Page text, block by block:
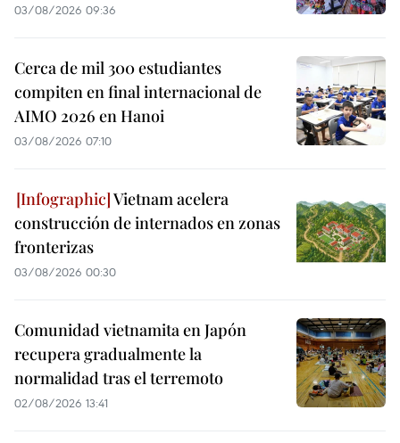
03/08/2026 09:36
Cerca de mil 300 estudiantes
compiten en final internacional de
AIMO 2026 en Hanoi
03/08/2026 07:10
Vietnam acelera
construcción de internados en zonas
fronterizas
03/08/2026 00:30
Comunidad vietnamita en Japón
recupera gradualmente la
normalidad tras el terremoto
02/08/2026 13:41